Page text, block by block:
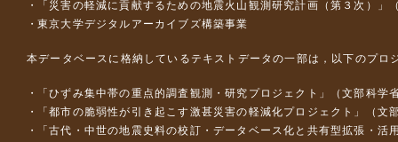
「災害の軽減に貢献するための地震火山観測研究計画（第３次）」
東京大学デジタルアーカイブズ構築事業
本データベースに格納しているテキストデータの一部は，以下のプロ
「ひずみ集中帯の重点的調査観測・研究プロジェクト」（文部科
「都市の脆弱性が引き起こす激甚災害の軽減化プロジェクト」（
「古代・中世の地震史料の校訂・データベース化と共有型拡張・